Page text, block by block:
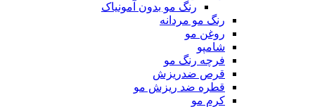
رنگ مو بدون آمونیاک
رنگ مو مردانه
روغن مو
شامپو
فرچه رنگ مو
قرص ضدریزش
قطره ضد ریزش مو
کرم مو